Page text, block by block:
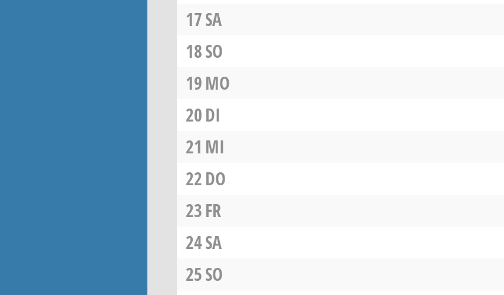
17SA
18SO
19MO
20DI
21 MI
22DO
23FR
24SA
25SO